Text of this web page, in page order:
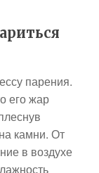
парения.
его жар
камни. От
в воздухе